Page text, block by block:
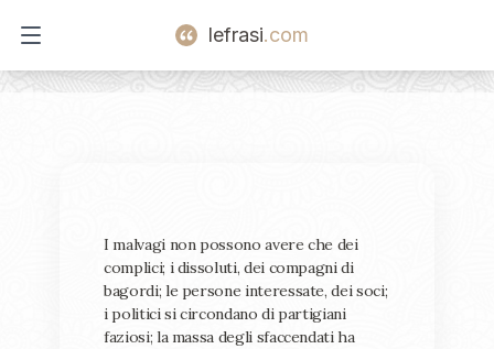
Open main menu
lefrasi.com
I malvagi non possono avere che dei
complici; i dissoluti, dei compagni di
bagordi; le persone interessate, dei soci;
i politici si circondano di partigiani
faziosi; la massa degli sfaccendati ha